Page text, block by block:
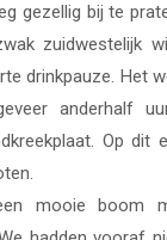
gezellig bij te
zuidwestelijk
drinkpauze. Het
anderhalf
Op dit
mooie boom